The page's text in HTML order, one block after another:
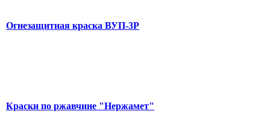
Огнезащитная краска ВУП-3Р
Краски по ржавчине "Нержамет"